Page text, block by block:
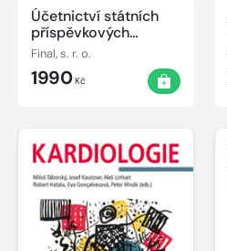
Účetnictví státních
příspěvkových
organizací 2026
Final, s. r. o.
1990Kč